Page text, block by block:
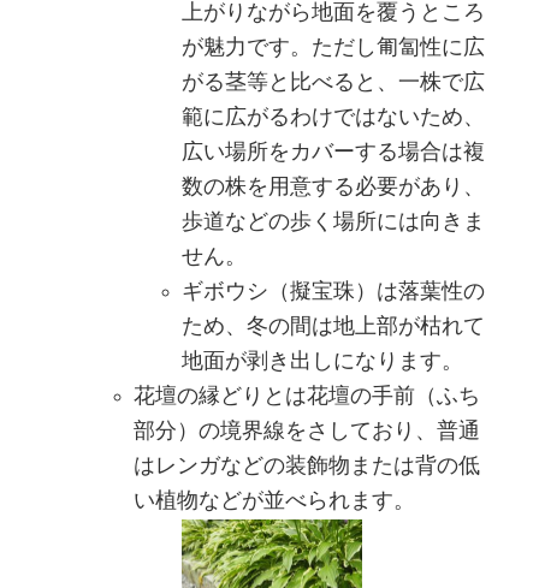
上がりながら地面を覆うところ
が魅力です。ただし匍匐性に広
がる茎等と比べると、一株で広
範に広がるわけではないため、
広い場所をカバーする場合は複
数の株を用意する必要があり、
歩道などの歩く場所には向きま
せん。
ギボウシ（擬宝珠）は落葉性の
ため、冬の間は地上部が枯れて
地面が剥き出しになります。
花壇の縁どりとは花壇の手前（ふち
部分）の境界線をさしており、普通
はレンガなどの装飾物または背の低
い植物などが並べられます。